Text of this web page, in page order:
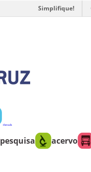
Simplifique!
threads
pesquisa acervo